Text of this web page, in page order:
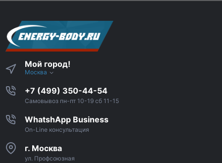
Мой город!
Москва
+7 (499) 350-44-54
Самовывоз пн-пт 10-19 сб 11-15
WhatshApp Business
On-Line консультация
г. Москва
ул. Профсоюзная